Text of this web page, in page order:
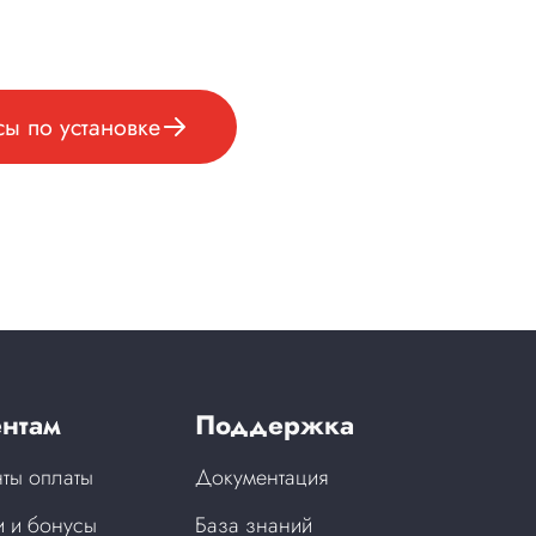
по установке
оплаты
и бонусы
Поддержка
Документация
База знаний